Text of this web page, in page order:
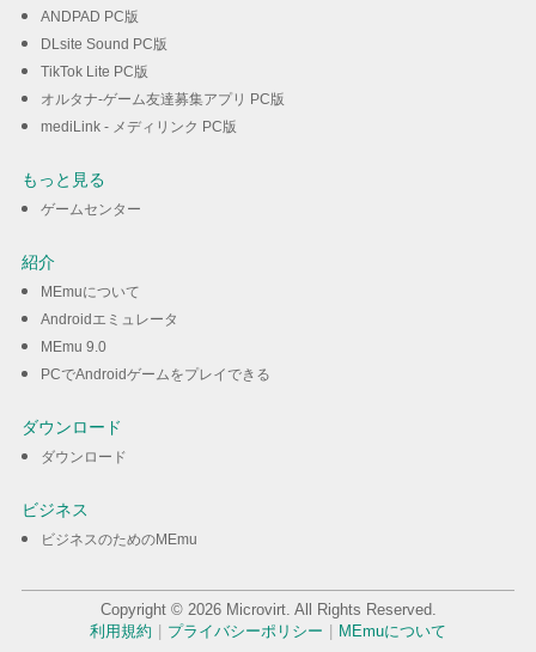
ANDPAD PC版
DLsite Sound PC版
TikTok Lite PC版
オルタナ-ゲーム友達募集アプリ PC版
mediLink - メディリンク PC版
もっと見る
ゲームセンター
紹介
MEmuについて
Androidエミュレータ
MEmu 9.0
PCでAndroidゲームをプレイできる
ダウンロード
ダウンロード
ビジネス
ビジネスのためのMEmu
Copyright © 2026 Microvirt. All Rights Reserved.
利用規約
プライバシーポリシー MEmuについて